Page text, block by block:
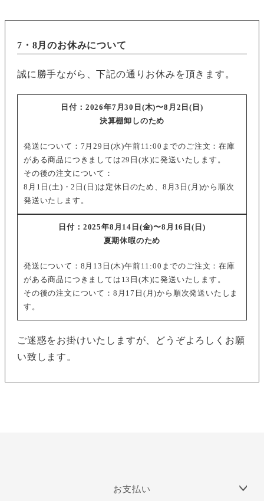
7・8月のお休みについて
誠に勝手ながら、下記の通りお休みを頂きます。
日付： 2026年7月30日(木)〜8月2日(日)
決算棚卸しのため
発送について： 7月29日(水)午前11:00までのご注文 ：在庫
がある商品につきましては29日(水)に発送いたします。
その後の注文について ：
8月1日(土)・2日(日)は定休日のため、8月3日(月)から順次
発送いたします。
日付： 2025年8月14日(金)〜8月16日(日)
夏期休暇のため
発送について： 8月13日(木)午前11:00までのご注文 ：在庫
がある商品につきましては13日(木)に発送いたします。
その後の注文について ：8月17日(月)から順次発送いたしま
す。
ご迷惑をお掛けいたしますが、どうぞよろしくお願
い致します。
お支払い